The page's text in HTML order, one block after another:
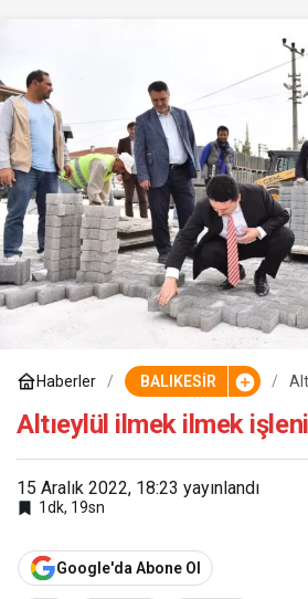
Haberler BALIKESİR
Altıeylül ilmek ilmek
15 Aralık 2022, 18:23 yayınlandı
1dk, 19sn
Google'da Abone Ol